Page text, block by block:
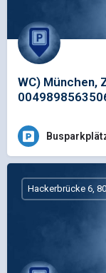
WC) München,
Hackerbrücke 6,